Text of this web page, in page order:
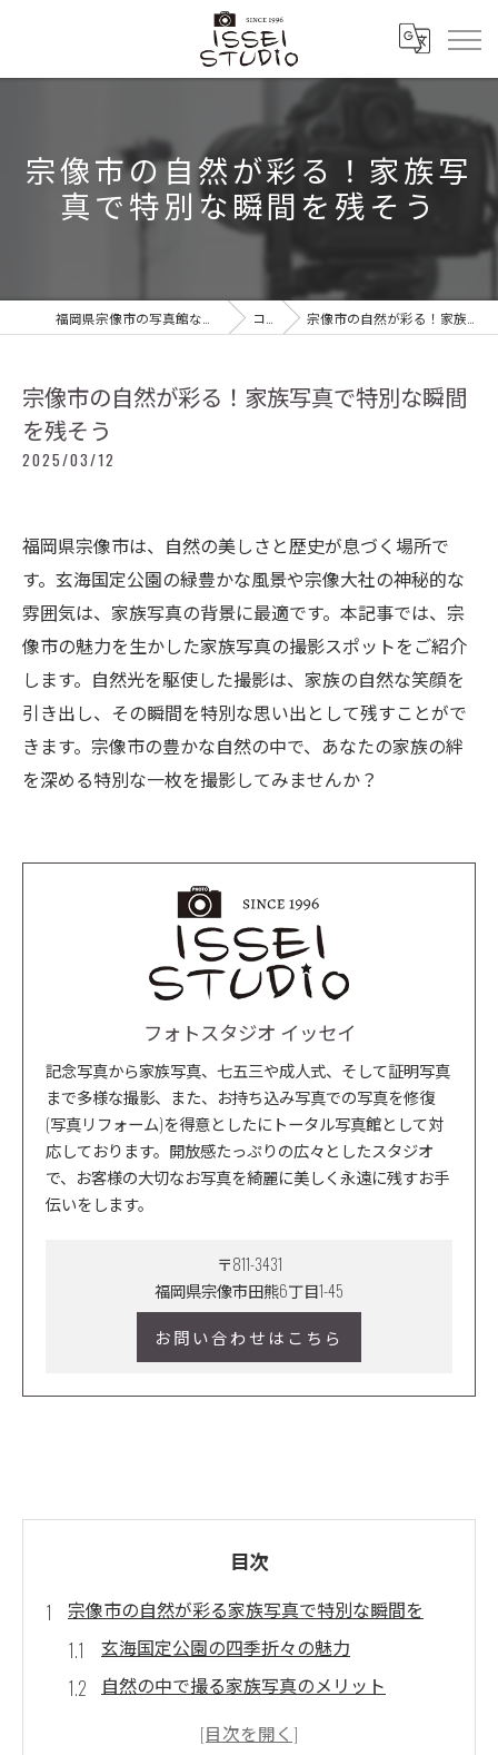
宗像市の自然が彩る！家族写
真で特別な瞬間を残そう
福岡県宗像市の写真館ならフォトスタジオ イッセイ コラム 宗像市の自然が彩る！家族写真で特別な瞬間を残そう
宗像市の自然が彩る！家族写真で特別な瞬間
を残そう
2025/03/12
福岡県宗像市は、自然の美しさと歴史が息づく場所で
す。玄海国定公園の緑豊かな風景や宗像大社の神秘的な
雰囲気は、家族写真の背景に最適です。本記事では、宗
像市の魅力を生かした家族写真の撮影スポットをご紹介
します。自然光を駆使した撮影は、家族の自然な笑顔を
引き出し、その瞬間を特別な思い出として残すことがで
きます。宗像市の豊かな自然の中で、あなたの家族の絆
を深める特別な一枚を撮影してみませんか？
フォトスタジオ イッセイ
記念写真から家族写真、七五三や成人式、そして証明写真
まで多様な撮影、また、お持ち込み写真での写真を修復
(写真リフォーム)を得意としたにトータル写真館として対
応しております。開放感たっぷりの広々としたスタジオ
で、お客様の大切なお写真を綺麗に美しく永遠に残すお手
伝いをします。
〒811-3431
福岡県宗像市田熊6丁目1-45
お問い合わせはこちら
目次
宗像市の自然が彩る家族写真で特別な瞬間を
玄海国定公園の四季折々の魅力
自然の中で撮る家族写真のメリット
宗像市の自然がもたらす癒しの空間